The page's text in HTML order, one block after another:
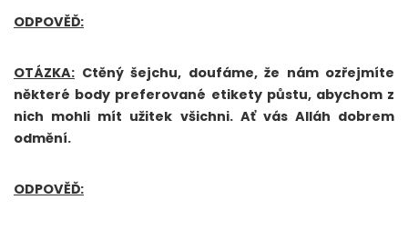
ODPOVĚĎ:
OTÁZKA: Ctěný šejchu, doufáme, že nám ozřejmíte
některé body preferované etikety půstu, abychom z
nich mohli mít užitek všichni. Ať vás Alláh dobrem
odmění.
ODPOVĚĎ: